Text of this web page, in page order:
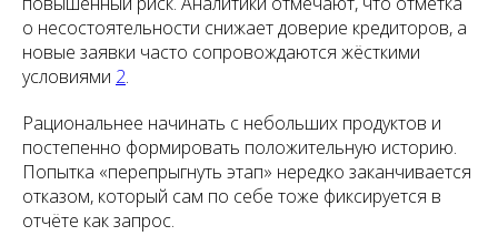
о несостоятельности снижает доверие кредиторов, а
новые заявки часто сопровождаются жёсткими
условиями 2.
Рациональнее начинать с небольших продуктов и
постепенно формировать положительную историю.
Попытка «перепрыгнуть этап» нередко заканчивается
отказом, который сам по себе тоже фиксируется в
отчёте как запрос.